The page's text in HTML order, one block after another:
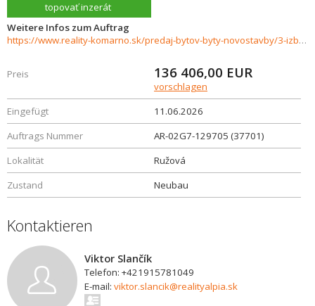
topovať inzerát
Weitere Infos zum Auftrag
https://www.reality-komarno.sk/predaj-bytov-byty-novostavby/3-izbovy-byt-s-balkonom-v-standarde-a-parkovanim-v-novostavbe-Kolarovo-37701/?utm_source=areality&utm_medium=xml&utm_term=37701&utm_content=byt&utm_campaign=portaly
Preis 136 406,00 EUR
vorschlagen
Eingefügt
11.06.2026
Auftrags Nummer
AR-02G7-129705 (37701)
Lokalität
Ružová
Zustand
Neubau
Kontaktieren
Viktor Slančík
Telefon: +421915781049
E-mail: viktor.slancik@realityalpia.sk